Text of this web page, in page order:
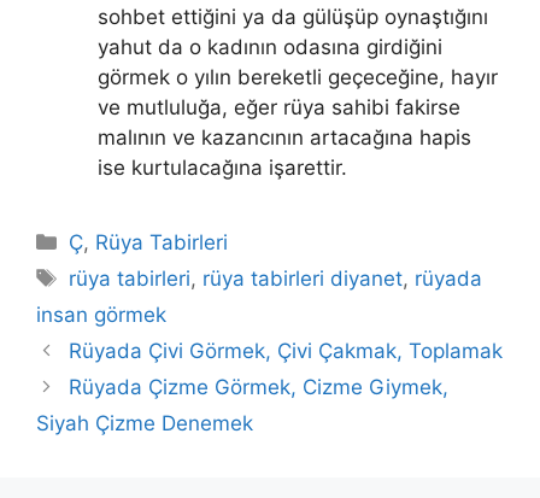
sohbet ettiğini ya da gülüşüp oy­naştığını
yahut da o kadının odasına girdiğini
görmek o yılın bereketli ge­çeceğine, hayır
ve mutluluğa, eğer rüya sahibi fakirse
malının ve kazan­cının artacağına hapis
ise kurtulacağına işarettir.
Kategoriler
Ç, Rüya Tabirleri
Etiketler
rüya tabirleri, rüya tabirleri diyanet, rüyada
insan görmek
Rüyada Çivi Görmek, Çivi Çakmak, Toplamak
Rüyada Çizme Görmek, Cizme Giymek,
Siyah Çizme Denemek